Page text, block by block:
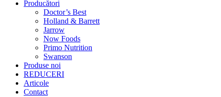
Producători
Doctor’s Best
Holland & Barrett
Jarrow
Now Foods
Primo Nutrition
Swanson
Produse noi
REDUCERI
Articole
Contact